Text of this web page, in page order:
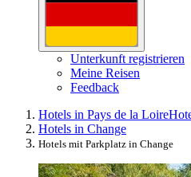
Unterkunft registrieren
Meine Reisen
Feedback
Hotels in Pays de la Loire
Hotels in Change
Hotels mit Parkplatz in Change